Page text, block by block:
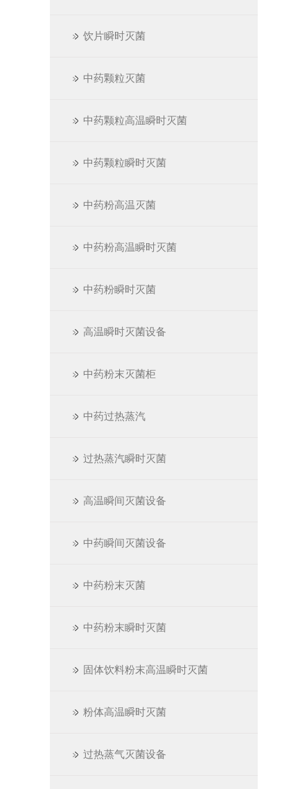
饮片瞬时灭菌
中药颗粒灭菌
中药颗粒高温瞬时灭菌
中药颗粒瞬时灭菌
中药粉高温灭菌
中药粉高温瞬时灭菌
中药粉瞬时灭菌
高温瞬时灭菌设备
中药粉末灭菌柜
中药过热蒸汽
过热蒸汽瞬时灭菌
高温瞬间灭菌设备
中药瞬间灭菌设备
中药粉末灭菌
中药粉末瞬时灭菌
固体饮料粉末高温瞬时灭菌
粉体高温瞬时灭菌
过热蒸气灭菌设备